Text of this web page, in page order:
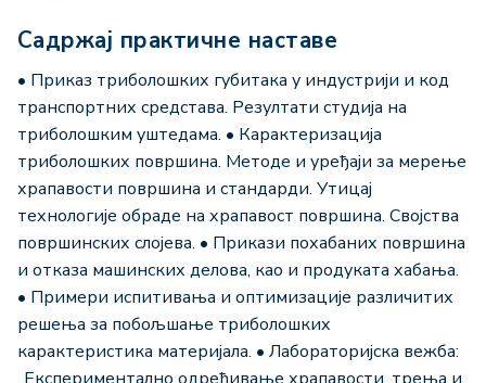
Садржај практичне наставе
• Приказ триболошких губитака у индустрији и код
транспортних средстава. Резултати студија на
триболошким уштедама. • Карактеризација
триболошких површина. Методе и уређаји за мерење
храпавости површина и стандарди. Утицај
технологије обраде на храпавост површина. Својства
површинских слојева. • Прикази похабаних површина
и отказа машинских делова, као и продуката хабања.
• Примери испитивања и оптимизације различитих
решења за побољшање триболошких
карактеристика материјала. • Лабораторијска вежба: